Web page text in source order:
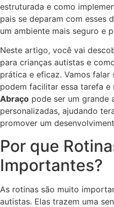
estruturada e como
pais se deparam com esses
um ambiente mais seguro e
Neste artigo, você vai
para crianças autistas e
prática e eficaz. Vamos falar
podem facilitar essa tarefa
Abraço pode ser um grande
personalizadas, ajudando
promover um
Por que
Importantes?
As rotinas são muito
autistas. Elas trazem uma